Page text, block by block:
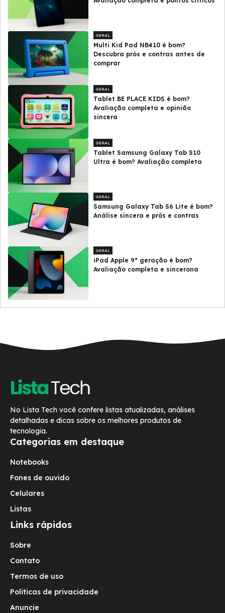
GERAL
Multi Kid Pad NB410 é bom?
Descubra prós e contras antes de
comprar
GERAL
Tablet BE PLACE KIDS é bom?
Avaliação completa e opinião
sincera
GERAL
Tablet Samsung Galaxy Tab S10
Ultra é bom? Avaliação completa
GERAL
Samsung Galaxy Tab S6 Lite é bom?
Análise sincera e prós e contras
GERAL
iPad Apple 9ª geração é bom?
Avaliação completa e sincerona
No Lista Tech você confere listas atualizadas, análises
detalhadas e dicas sobre os melhores produtos de
tecnologia.
Categorias em destaque
Notebooks
Fones de ouvido
Celulares
Listas
Links rápidos
Sobre
Contato
Termos de uso
Politicas de privacidade
Anuncie